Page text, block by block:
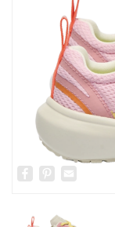
Facebook
Pinterest